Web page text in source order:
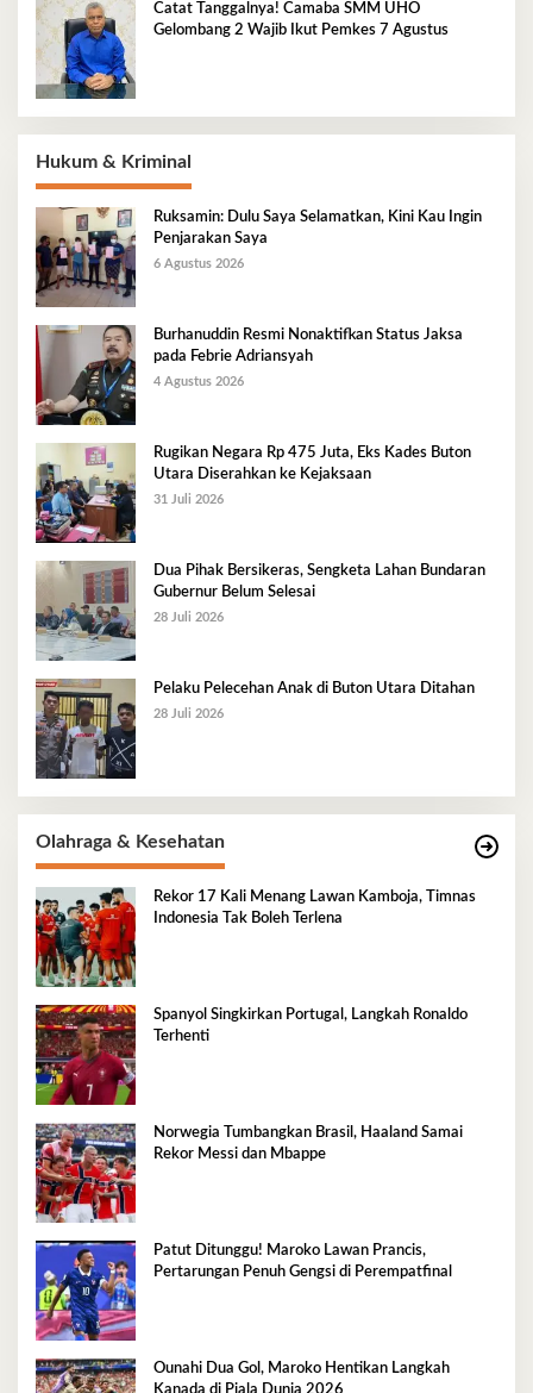
Catat Tanggalnya! Camaba SMM UHO
Gelombang 2 Wajib Ikut Pemkes 7 Agustus
Hukum & Kriminal
Ruksamin: Dulu Saya Selamatkan, Kini Kau Ingin
Penjarakan Saya
6 Agustus 2026
Burhanuddin Resmi Nonaktifkan Status Jaksa
pada Febrie Adriansyah
4 Agustus 2026
Rugikan Negara Rp 475 Juta, Eks Kades Buton
Utara Diserahkan ke Kejaksaan
31 Juli 2026
Dua Pihak Bersikeras, Sengketa Lahan Bundaran
Gubernur Belum Selesai
28 Juli 2026
Pelaku Pelecehan Anak di Buton Utara Ditahan
28 Juli 2026
Olahraga & Kesehatan
Rekor 17 Kali Menang Lawan Kamboja, Timnas
Indonesia Tak Boleh Terlena
Spanyol Singkirkan Portugal, Langkah Ronaldo
Terhenti
Norwegia Tumbangkan Brasil, Haaland Samai
Rekor Messi dan Mbappe
Patut Ditunggu! Maroko Lawan Prancis,
Pertarungan Penuh Gengsi di Perempatfinal
Ounahi Dua Gol, Maroko Hentikan Langkah